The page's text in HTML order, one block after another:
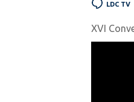
LDC TV
XVI